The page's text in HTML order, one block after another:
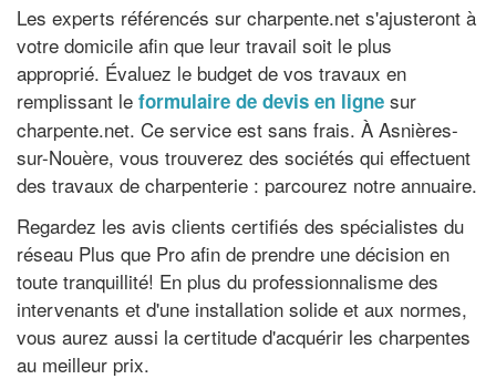
Les experts référencés sur charpente.net s'ajusteront à
votre domicile afin que leur travail soit le plus
approprié. Évaluez le budget de vos travaux en
remplissant le formulaire de devis en ligne sur
charpente.net. Ce service est sans frais. À Asnières-
sur-Nouère, vous trouverez des sociétés qui effectuent
des travaux de charpenterie : parcourez notre annuaire.
Regardez les avis clients certifiés des spécialistes du
réseau Plus que Pro afin de prendre une décision en
toute tranquillité! En plus du professionnalisme des
intervenants et d'une installation solide et aux normes,
vous aurez aussi la certitude d'acquérir les charpentes
au meilleur prix.